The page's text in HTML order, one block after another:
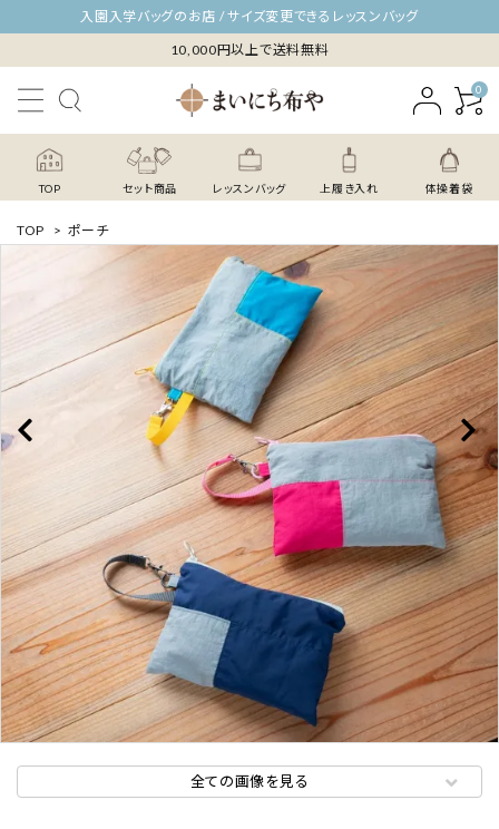
入園入学バッグのお店 / サイズ変更できるレッスンバッグ
10,000円以上で送料無料
0
TOP セット商品 レッスンバッグ 上履き入れ 体操着袋
TOP > ポーチ
全ての画像を見る